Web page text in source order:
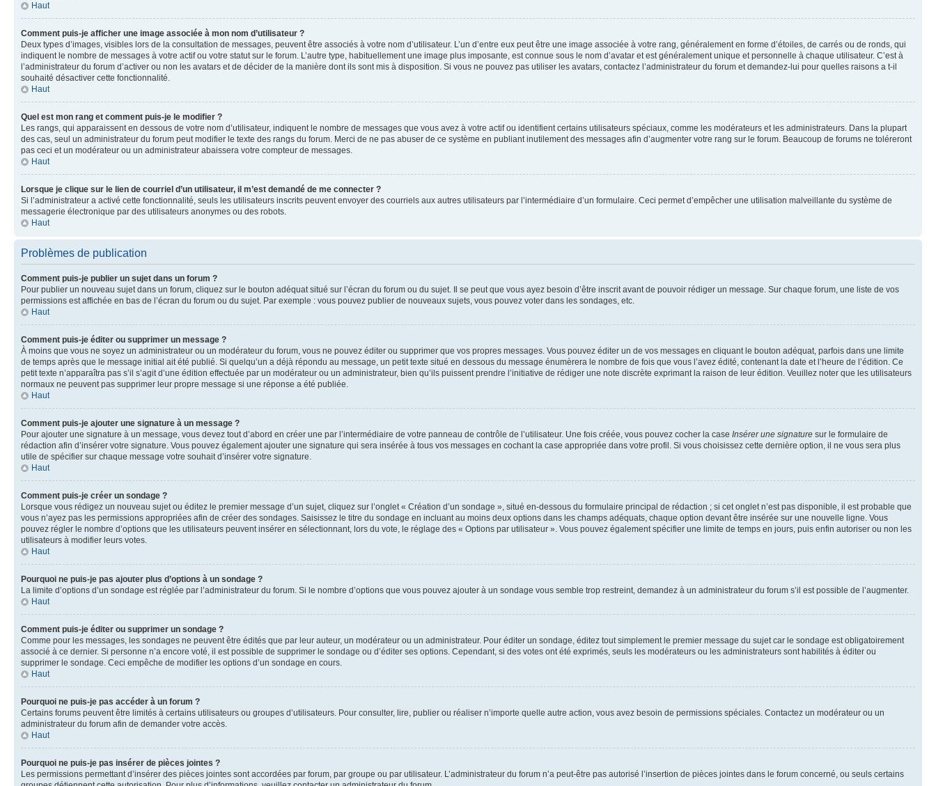
Haut
Comment puis-je afficher une image associée à mon nom d’utilisateur ?
Deux types d’images, visibles lors de la consultation de messages, peuvent être associés à votre nom d’utilisateur. L’un d’entre eux peut être une image associée à votre rang, généralement en forme d’étoiles, de carrés ou de ronds, qui
indiquent le nombre de messages à votre actif ou votre statut sur le forum. L’autre type, habituellement une image plus imposante, est connue sous le nom d’avatar et est généralement unique et personnelle à chaque utilisateur. C’est à
l’administrateur du forum d’activer ou non les avatars et de décider de la manière dont ils sont mis à disposition. Si vous ne pouvez pas utiliser les avatars, contactez l’administrateur du forum et demandez-lui pour quelles raisons a t-il
souhaité désactiver cette fonctionnalité.
Haut
Quel est mon rang et comment puis-je le modifier ?
Les rangs, qui apparaissent en dessous de votre nom d’utilisateur, indiquent le nombre de messages que vous avez à votre actif ou identifient certains utilisateurs spéciaux, comme les modérateurs et les administrateurs. Dans la plupart
des cas, seul un administrateur du forum peut modifier le texte des rangs du forum. Merci de ne pas abuser de ce système en publiant inutilement des messages afin d’augmenter votre rang sur le forum. Beaucoup de forums ne toléreront
pas ceci et un modérateur ou un administrateur abaissera votre compteur de messages.
Haut
Lorsque je clique sur le lien de courriel d’un utilisateur, il m’est demandé de me connecter ?
Si l’administrateur a activé cette fonctionnalité, seuls les utilisateurs inscrits peuvent envoyer des courriels aux autres utilisateurs par l’intermédiaire d’un formulaire. Ceci permet d’empêcher une utilisation malveillante du système de
messagerie électronique par des utilisateurs anonymes ou des robots.
Haut
Problèmes de publication
Comment puis-je publier un sujet dans un forum ?
Pour publier un nouveau sujet dans un forum, cliquez sur le bouton adéquat situé sur l’écran du forum ou du sujet. Il se peut que vous ayez besoin d’être inscrit avant de pouvoir rédiger un message. Sur chaque forum, une liste de vos
permissions est affichée en bas de l’écran du forum ou du sujet. Par exemple : vous pouvez publier de nouveaux sujets, vous pouvez voter dans les sondages, etc.
Haut
Comment puis-je éditer ou supprimer un message ?
À moins que vous ne soyez un administrateur ou un modérateur du forum, vous ne pouvez éditer ou supprimer que vos propres messages. Vous pouvez éditer un de vos messages en cliquant le bouton adéquat, parfois dans une limite
de temps après que le message initial ait été publié. Si quelqu’un a déjà répondu au message, un petit texte situé en dessous du message énumèrera le nombre de fois que vous l’avez édité, contenant la date et l’heure de l’édition. Ce
petit texte n’apparaîtra pas s’il s’agit d’une édition effectuée par un modérateur ou un administrateur, bien qu’ils puissent prendre l’initiative de rédiger une note discrète exprimant la raison de leur édition. Veuillez noter que les utilisateurs
normaux ne peuvent pas supprimer leur propre message si une réponse a été publiée.
Haut
Comment puis-je ajouter une signature à un message ?
Pour ajouter une signature à un message, vous devez tout d’abord en créer une par l’intermédiaire de votre panneau de contrôle de l’utilisateur. Une fois créée, vous pouvez cocher la case Insérer une signature sur le formulaire de
rédaction afin d’insérer votre signature. Vous pouvez également ajouter une signature qui sera insérée à tous vos messages en cochant la case appropriée dans votre profil. Si vous choisissez cette dernière option, il ne vous sera plus
utile de spécifier sur chaque message votre souhait d’insérer votre signature.
Haut
Comment puis-je créer un sondage ?
Lorsque vous rédigez un nouveau sujet ou éditez le premier message d’un sujet, cliquez sur l’onglet « Création d’un sondage », situé en-dessous du formulaire principal de rédaction ; si cet onglet n’est pas disponible, il est probable que
vous n’ayez pas les permissions appropriées afin de créer des sondages. Saisissez le titre du sondage en incluant au moins deux options dans les champs adéquats, chaque option devant être insérée sur une nouvelle ligne. Vous
pouvez régler le nombre d’options que les utilisateurs peuvent insérer en sélectionnant, lors du vote, le réglage des « Options par utilisateur ». Vous pouvez également spécifier une limite de temps en jours, puis enfin autoriser ou non les
utilisateurs à modifier leurs votes.
Haut
Pourquoi ne puis-je pas ajouter plus d’options à un sondage ?
La limite d’options d’un sondage est réglée par l’administrateur du forum. Si le nombre d’options que vous pouvez ajouter à un sondage vous semble trop restreint, demandez à un administrateur du forum s’il est possible de l’augmenter.
Haut
Comment puis-je éditer ou supprimer un sondage ?
Comme pour les messages, les sondages ne peuvent être édités que par leur auteur, un modérateur ou un administrateur. Pour éditer un sondage, éditez tout simplement le premier message du sujet car le sondage est obligatoirement
associé à ce dernier. Si personne n’a encore voté, il est possible de supprimer le sondage ou d’éditer ses options. Cependant, si des votes ont été exprimés, seuls les modérateurs ou les administrateurs sont habilités à éditer ou
supprimer le sondage. Ceci empêche de modifier les options d’un sondage en cours.
Haut
Pourquoi ne puis-je pas accéder à un forum ?
Certains forums peuvent être limités à certains utilisateurs ou groupes d’utilisateurs. Pour consulter, lire, publier ou réaliser n’importe quelle autre action, vous avez besoin de permissions spéciales. Contactez un modérateur ou un
administrateur du forum afin de demander votre accès.
Haut
Pourquoi ne puis-je pas insérer de pièces jointes ?
Les permissions permettant d’insérer des pièces jointes sont accordées par forum, par groupe ou par utilisateur. L’administrateur du forum n’a peut-être pas autorisé l’insertion de pièces jointes dans le forum concerné, ou seuls certains